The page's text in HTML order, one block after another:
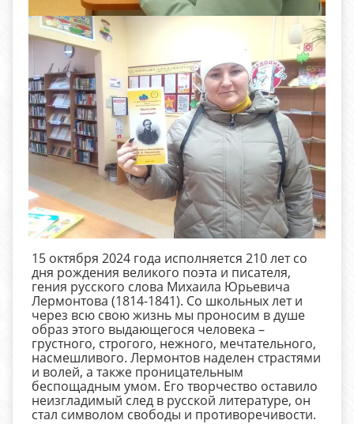
15 октября 2024 года исполняется 210 лет со
дня рождения великого поэта и писателя,
гения русского слова Михаила Юрьевича
Лермонтова (1814-1841). Со школьных лет и
через всю свою жизнь мы проносим в душе
образ этого выдающегося человека –
грустного, строгого, нежного, мечтательного,
насмешливого. Лермонтов наделен страстями
и волей, а также проницательным
беспощадным умом. Его творчество оставило
неизгладимый след в русской литературе, он
стал символом свободы и противоречивости.